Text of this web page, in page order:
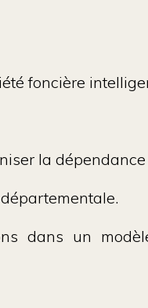
foncière
la
dans un